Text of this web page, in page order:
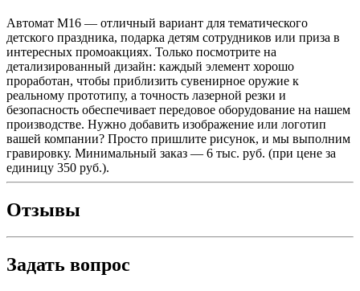
Автомат M16 — отличный вариант для тематического
детского праздника, подарка детям сотрудников или приза в
интересных промоакциях. Только посмотрите на
детализированный дизайн: каждый элемент хорошо
проработан, чтобы приблизить сувенирное оружие к
реальному прототипу, а точность лазерной резки и
безопасность обеспечивает передовое оборудование на нашем
производстве. Нужно добавить изображение или логотип
вашей компании? Просто пришлите рисунок, и мы выполним
гравировку. Минимальный заказ — 6 тыс. руб. (при цене за
единицу 350 руб.).
Отзывы
Задать вопрос